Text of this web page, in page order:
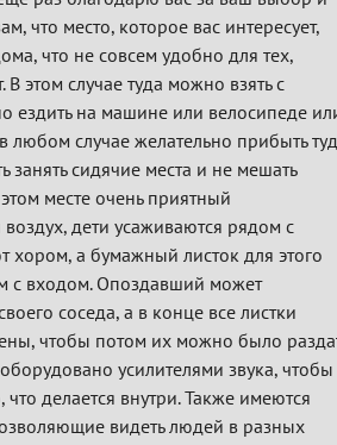
что место, которое вас интересует,
что не совсем удобно для тех,
В этом случае туда можно взять с
ездить на машине или велосипеде
любом случае желательно прибыть
занять сидячие места и не мешать
месте очень приятный
дети усаживаются рядом с
хором, а бумажный листок для этого
с входом. Опоздавший может
соседа, а в конце все листки
чтобы потом их можно было
усилителями звука, чтобы
делается внутри. Также имеются
видеть людей в разных